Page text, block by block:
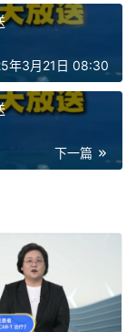
年3月21日 08:30
下一篇